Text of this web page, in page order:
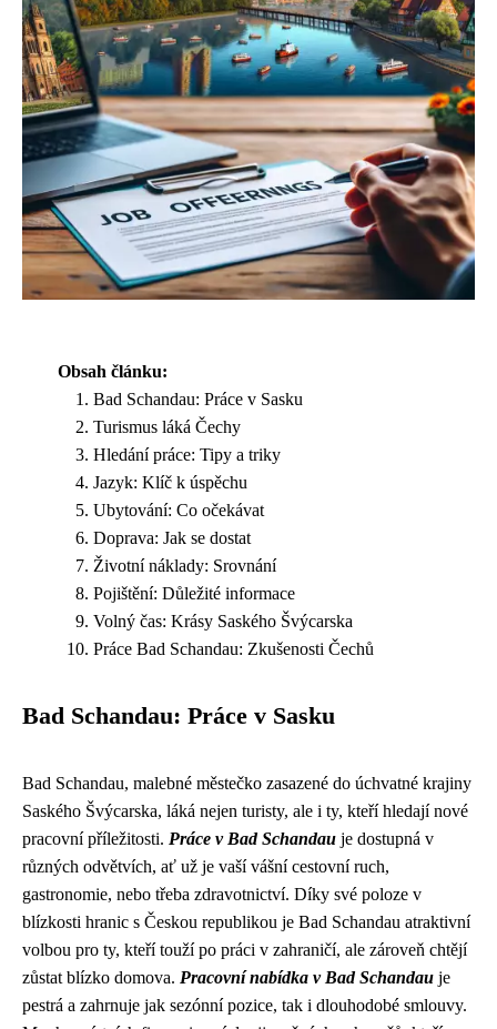
Obsah článku:
Bad Schandau: Práce v Sasku
Turismus láká Čechy
Hledání práce: Tipy a triky
Jazyk: Klíč k úspěchu
Ubytování: Co očekávat
Doprava: Jak se dostat
Životní náklady: Srovnání
Pojištění: Důležité informace
Volný čas: Krásy Saského Švýcarska
Práce Bad Schandau: Zkušenosti Čechů
Bad Schandau: Práce v Sasku
Bad Schandau, malebné městečko zasazené do úchvatné krajiny
Saského Švýcarska, láká nejen turisty, ale i ty, kteří hledají nové
pracovní příležitosti. Práce v Bad Schandau je dostupná v
různých odvětvích, ať už je vaší vášní cestovní ruch,
gastronomie, nebo třeba zdravotnictví. Díky své poloze v
blízkosti hranic s Českou republikou je Bad Schandau atraktivní
volbou pro ty, kteří touží po práci v zahraničí, ale zároveň chtějí
zůstat blízko domova. Pracovní nabídka v Bad Schandau je
pestrá a zahrnuje jak sezónní pozice, tak i dlouhodobé smlouvy.